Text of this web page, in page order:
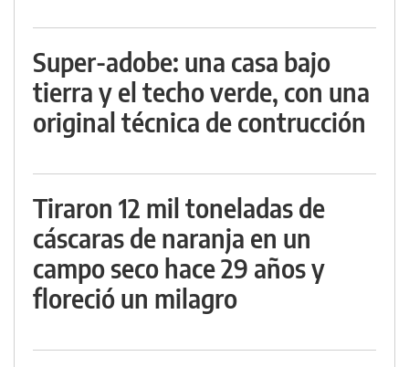
Super-adobe: una casa bajo
tierra y el techo verde, con una
original técnica de contrucción
Tiraron 12 mil toneladas de
cáscaras de naranja en un
campo seco hace 29 años y
floreció un milagro